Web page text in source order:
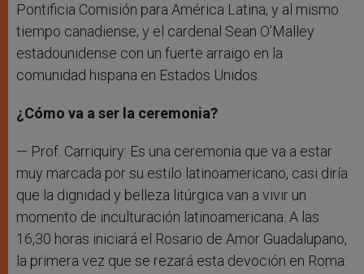
Pontificia Comisión para América Latina, y al mismo
tiempo canadiense; y el cardenal Sean O’Malley
estadounidense con un fuerte arraigo en la
comunidad hispana en Estados Unidos.
¿Cómo va a ser la ceremonia?
— Prof. Carriquiry: Es una ceremonia que va a estar
muy marcada por su estilo latinoamericano, casi diría
que la dignidad y belleza litúrgica van a vivir un
momento de inculturación latinoamericana. A las
16,30 horas iniciará el Rosario de Amor Guadalupano,
la primera vez que se rezará esta devoción en Roma: